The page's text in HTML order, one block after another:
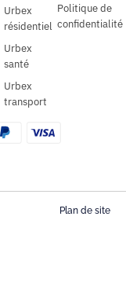
Urbex
résidentiel
Urbex
santé
Urbex
transport
Politique de
confidentialité
Plan de site